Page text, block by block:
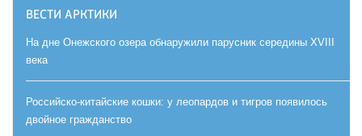
ВЕСТИ АРКТИКИ
На дне Онежского озера обнаружили парусник середины XVIII
века
Российско-китайские кошки: у леопардов и тигров появилось
двойное гражданство